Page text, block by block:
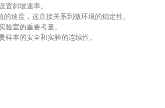
置斜坡速率。
速度，这直接关系到微环境的稳定性。
验室的重要考量。
本的安全和实验的连续性。